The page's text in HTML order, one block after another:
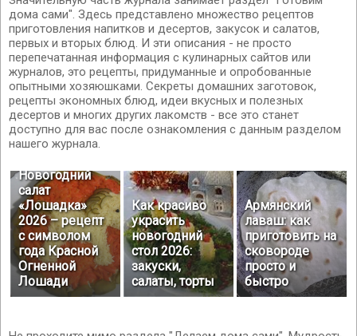
дома сами". Здесь представлено множество рецептов
приготовления напитков и десертов, закусок и салатов,
первых и вторых блюд. И эти описания - не просто
перепечатанная информация с кулинарных сайтов или
журналов, это рецепты, придуманные и опробованные
опытными хозяюшками. Секреты домашних заготовок,
рецепты экономных блюд, идеи вкусных и полезных
десертов и многих других лакомств - все это станет
доступно для вас после ознакомления с данным разделом
нашего журнала.
Новогодний
салат
«Лошадка»
2026 – рецепт
с символом
года Красной
Огненной
Лошади
Как красиво
украсить
новогодний
стол 2026:
закуски,
салаты, торты
Армянский
лаваш: как
приготовить на
сковороде
просто и
быстро